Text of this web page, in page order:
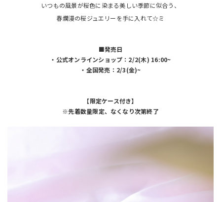
いつもの風景が桜色に染まる美しい季節に似合う、
春爛漫の桜ジュエリーを手に入れて☆ミ
■発売日
・公式オンラインショップ：2/2(木) 16:00~
・全国発売：2/3(金)~
【限定ケース付き】
※先着数量限定、なくなり次第終了